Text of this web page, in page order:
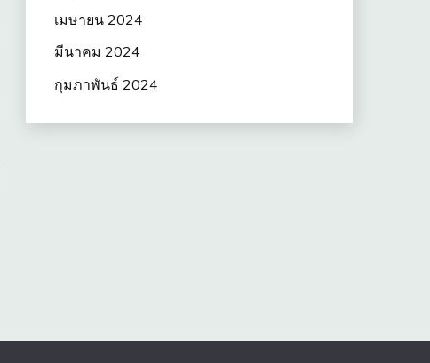
เมษายน 2024
มีนาคม 2024
กุมภาพันธ์ 2024